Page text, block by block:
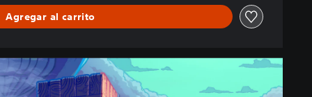
Agregar al carrito